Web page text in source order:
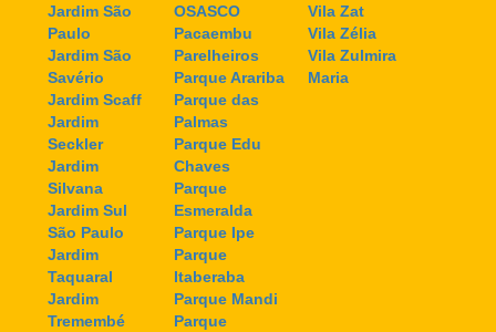
Jardim São
Paulo
Jardim São
Savério
Jardim Scaff
Jardim
Seckler
Jardim
Silvana
Jardim Sul
São Paulo
Jardim
Taquaral
Jardim
Tremembé
OSASCO
Pacaembu
Parelheiros
Parque Arariba
Parque das
Palmas
Parque Edu
Chaves
Parque
Esmeralda
Parque Ipe
Parque
Itaberaba
Parque Mandi
Parque
Vila Zat
Vila Zélia
Vila Zulmira
Maria